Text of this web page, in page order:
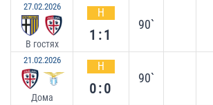
27.02.2026
В гостях
Н
1:1
90`
21.02.2026
Дома
Н
0:0
90`